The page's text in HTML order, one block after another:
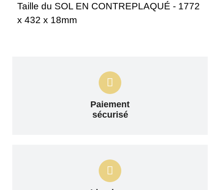
Taille du SOL EN CONTREPLAQUÉ - 1772
x 432 x 18mm
Paiement
sécurisé